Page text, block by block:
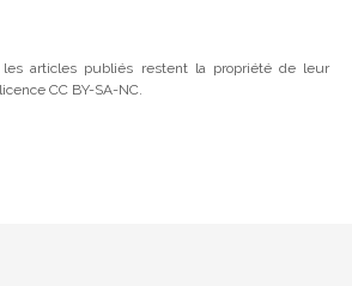
les articles publiés restent la propriété de leur
CC BY-SA-NC.